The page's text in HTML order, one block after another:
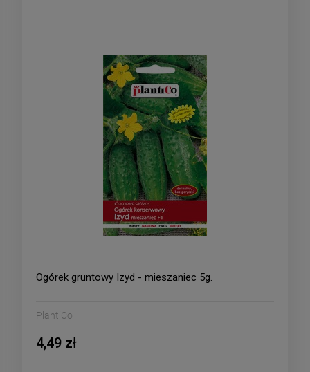
Ogórek gruntowy Izyd - mieszaniec 5g.
PlantiCo
4,49 zł